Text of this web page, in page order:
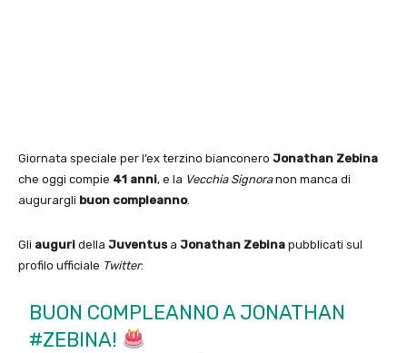
Giornata speciale per l’ex terzino bianconero Jonathan Zebina
che oggi compie 41 anni, e la Vecchia Signoranon manca di
augurargli buon compleanno.
Gli auguri della Juventusa Jonathan Zebina pubblicati sul
profilo ufficiale Twitter:
BUON COMPLEANNO A JONATHAN
#ZEBINA!